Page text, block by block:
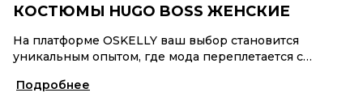
КОСТЮМЫ HUGO BOSS ЖЕНСКИЕ
На платформе OSKELLY ваш выбор становится
уникальным опытом, где мода переплетается с
аутентификация каждого заказа – Костюмы HUGO
Подробнее